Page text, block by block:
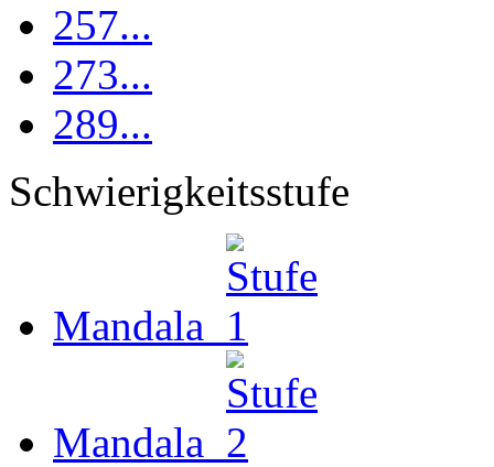
257...
273...
289...
Schwierigkeitsstufe
Mandala
Mandala